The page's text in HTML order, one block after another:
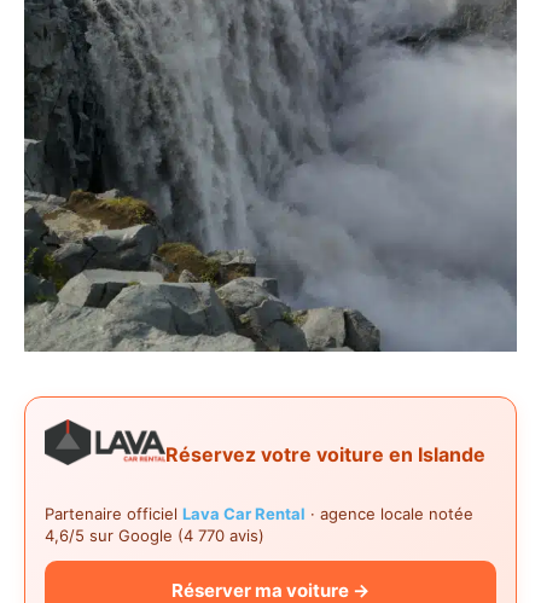
Réservez votre voiture en Islande
Partenaire officiel Lava Car Rental · agence locale notée
4,6/5 sur Google (4 770 avis)
Réserver ma voiture →